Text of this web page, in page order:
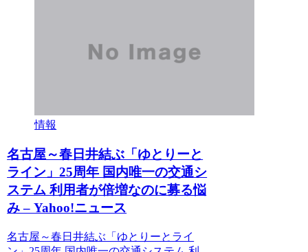
情報
名古屋～春日井結ぶ「ゆとりーと
ライン」25周年 国内唯一の交通シ
ステム 利用者が倍増なのに募る悩
み – Yahoo!ニュース
名古屋～春日井結ぶ「ゆとりーとライ